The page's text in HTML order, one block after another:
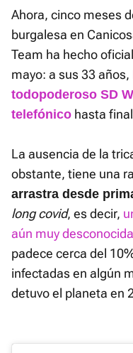
Ahora, cinco meses
burgalesa en
Team ha hecho
mayo: a sus 33 años,
todopoderoso SD
telefónico hasta
La ausencia de la
obstante, tiene una
arrastra desde
long covid, es decir,
aún muy desconocida
padece cerca del
infectadas en algún
detuvo el planeta en